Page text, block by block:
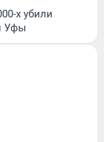
х убили
Уфы